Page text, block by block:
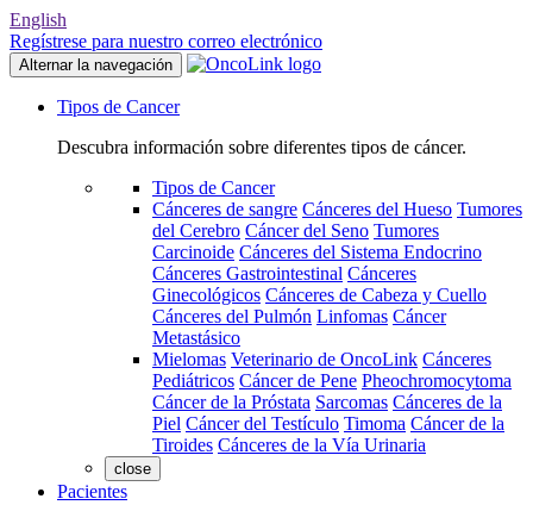
English
Regístrese para nuestro correo electrónico
Alternar la navegación
Tipos de Cancer
Descubra información sobre diferentes tipos de cáncer.
Tipos de Cancer
Cánceres de sangre Cánceres del Hueso Tumores
del Cerebro Cáncer del Seno Tumores
Carcinoide Cánceres del Sistema Endocrino
Cánceres Gastrointestinal Cánceres
Ginecológicos Cánceres de Cabeza y Cuello
Cánceres del Pulmón Linfomas Cáncer
Metastásico
Mielomas Veterinario de OncoLink Cánceres
Pediátricos Cáncer de Pene Pheochromocytoma
Cáncer de la Próstata Sarcomas Cánceres de la
Piel Cáncer del Testículo Timoma Cáncer de la
Tiroides Cánceres de la Vía Urinaria
close
Pacientes